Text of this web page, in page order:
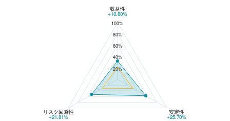
100%
80%
60%
40%
20%
収益性
+10.80%
リスク回避性
+21.81%
安定性
+25.70%